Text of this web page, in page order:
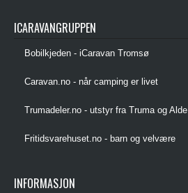
ICARAVANGRUPPEN
Bobilkjeden - iCaravan Tromsø
Caravan.no - når camping er livet
Trumadeler.no - utstyr fra Truma og Alde
Fritidsvarehuset.no - barn og velvære
INFORMASJON